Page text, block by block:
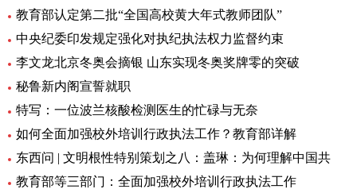
教育部认定第二批“全国高校黄大年式教师团队”
中央纪委印发规定强化对执纪执法权力监督约束
李文龙北京冬奥会摘银 山东实现冬奥奖牌零的突破
秘鲁新内阁宣誓就职
特写：一位波兰核酸检测医生的忙碌与无奈
如何全面加强校外培训行政执法工作？教育部详解
东西问 | 文明根性特别策划之八：盖琳：为何理解中国共
教育部等三部门：全面加强校外培训行政执法工作